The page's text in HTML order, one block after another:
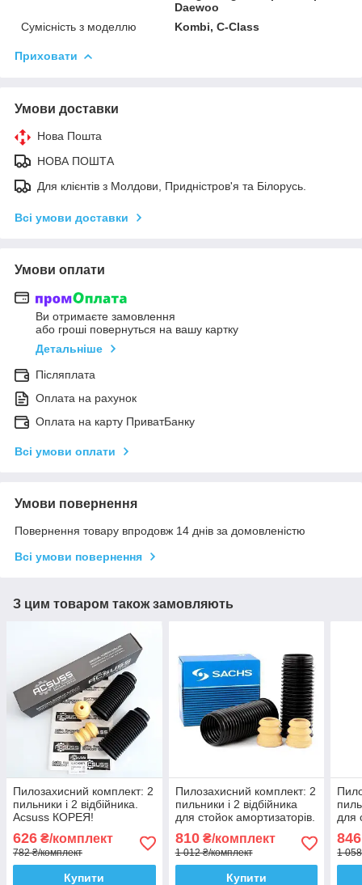
Daewoo
Сумісність з моделлю
Kombi, C-Class
Приховати
Умови доставки
Нова Пошта
НОВА ПОШТА
Для клієнтів з Молдови, Придністров'я та Білорусь.
Всі умови доставки
Умови оплати
Ви отримаєте замовлення
або гроші повернуться на вашу картку
Детальніше
Післяплата
Оплата на рахунок
Оплата на карту ПриватБанку
Всі умови оплати
Умови повернення
Повернення товару впродовж 14 днів за домовленістю
Всі умови повернення
З цим товаром також замовляють
Пилозахисний комплект: 2
пильники і 2 відбійника.
Acsuss КОРЕЯ!
626 ₴/комплект
782 ₴/комплект
Купити
Пилозахисний комплект: 2
пильники і 2 відбійника
для стойок амортизаторів.
810₴/комплект
1 012 ₴/комплект
Купити
для
846
1